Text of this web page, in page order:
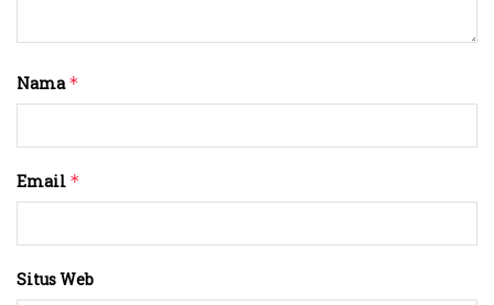
Nama*
Email *
Situs Web